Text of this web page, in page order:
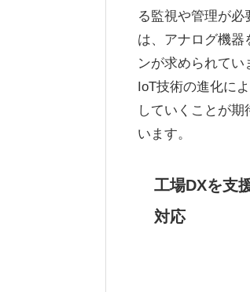
る監視や管理が必
は、アナログ機器
ンが求められてい
IoT技術の進化に
していくことが
います。
工場DXを支
対応